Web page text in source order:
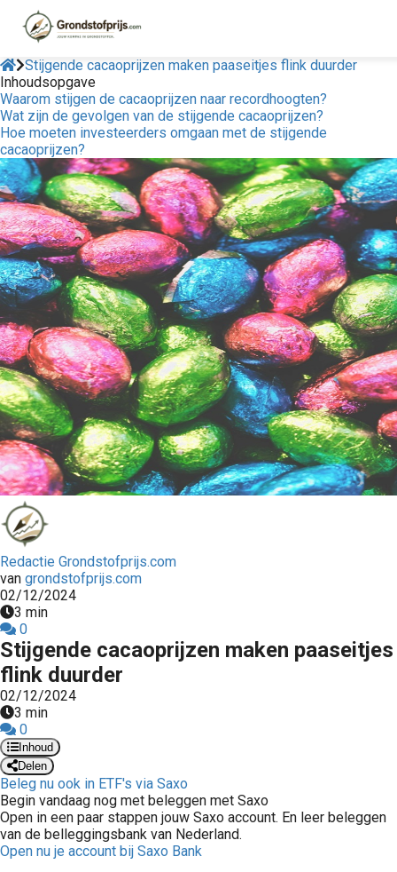
Stijgende cacaoprijzen maken paaseitjes flink duurder
Inhoudsopgave
Waarom stijgen de cacaoprijzen naar recordhoogten?
Wat zijn de gevolgen van de stijgende cacaoprijzen?
Hoe moeten investeerders omgaan met de stijgende
cacaoprijzen?
Redactie Grondstofprijs.com
van grondstofprijs.com
02/12/2024
3 min
0
Stijgende cacaoprijzen maken paaseitjes
flink duurder
02/12/2024
3 min
0
Inhoud
Delen
Beleg nu ook in ETF's via Saxo
Begin vandaag nog met beleggen met Saxo
Open in een paar stappen jouw Saxo account. En leer beleggen
van de belleggingsbank van Nederland.
Open nu je account bij Saxo Bank